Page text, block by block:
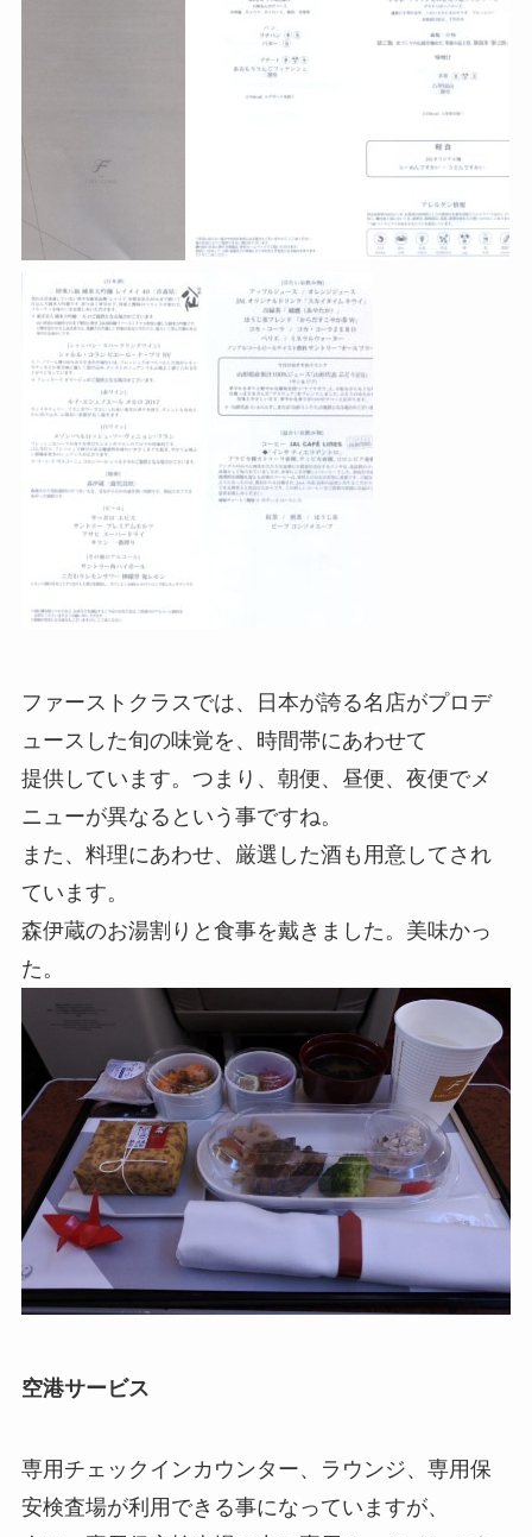
ファーストクラスでは、日本が誇る名店がプロデ
ュースした旬の味覚を、時間帯にあわせて
提供しています。つまり、朝便、昼便、夜便でメ
ニューが異なるという事ですね。
また、料理にあわせ、厳選した酒も用意してされ
ています。
森伊蔵のお湯割りと食事を戴きました。美味かっ
た。
空港サービス
専用チェックインカウンター、ラウンジ、専用保
安検査場が利用できる事になっていますが、